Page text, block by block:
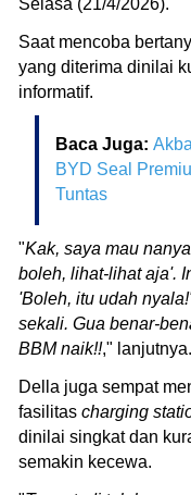
Saat mencoba
yang diterima dinilai
informatif.
Baca Juga:
BYD Seal
Tuntas
"Kak, saya mau
boleh, lihat-lihat aja'.
'Boleh, itu udah
sekali. Gua benar-
BBM naik!!," lanjutnya.
Della juga sempat
fasilitas charging
dinilai singkat dan
semakin kecewa.